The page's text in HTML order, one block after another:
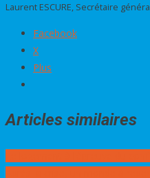
Laurent ESCURE, Secrétaire généra
Facebook
X
Plus
Articles similaires